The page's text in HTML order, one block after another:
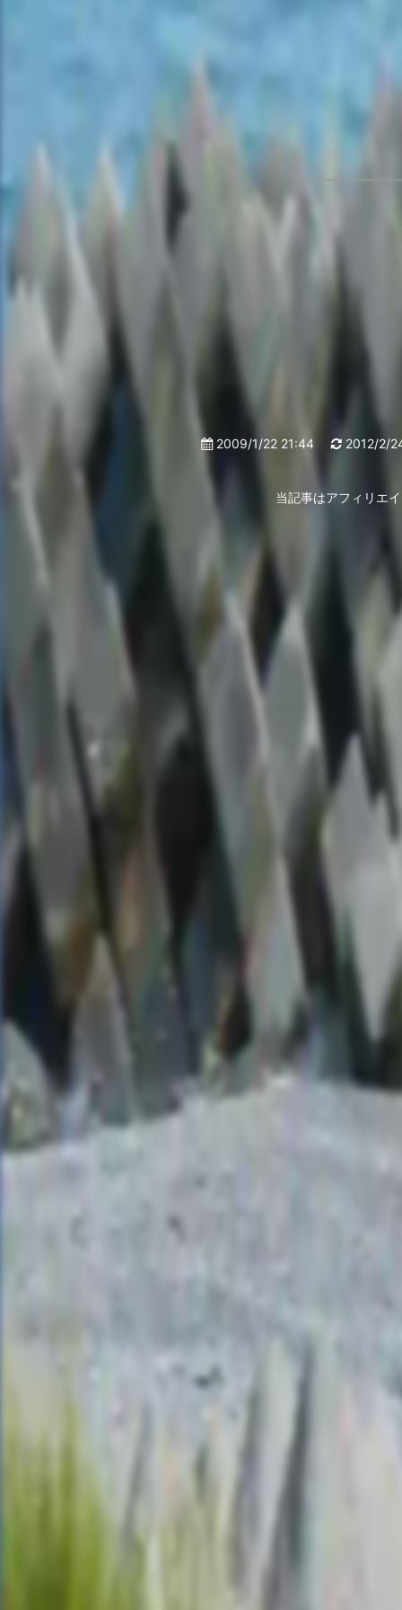
2009/1/22 21:44 2012/2/
当記事はアフィリエ